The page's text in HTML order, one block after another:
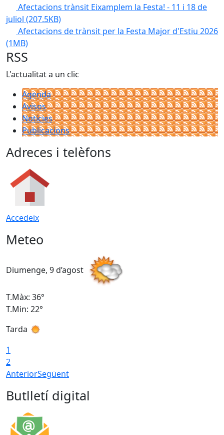
Afectacions trànsit Eixamplem la Festa! - 11 i 18 de
juliol (207.5KB)
Afectacions de trànsit per la Festa Major d'Estiu 2026
(1MB)
RSS
L'actualitat a un clic
Agenda
Avisos
Notícies
Publicacions
Adreces i telèfons
Accedeix
Meteo
Diumenge, 9 d’agost
T.Màx: 36°
T.Min: 22°
Tarda
1
2
AnteriorSegüent
Butlletí digital